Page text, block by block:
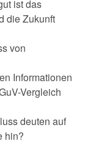
ist das
die Zukunft
von
Informationen
Vergleich
deuten auf
hin?